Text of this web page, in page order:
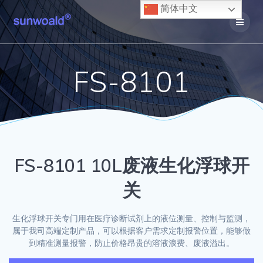
Skip
FS-8101
FS-8101 10L废液生化浮球开
关
生化浮球开关专门用在医疗诊断试剂上的液位测量、控制与监测，
属于我司高端定制产品，可以根据客户需求定制报警位置，能够做
到精准测量报警，防止价格昂贵的溶液浪费、废液溢出。
简体中文